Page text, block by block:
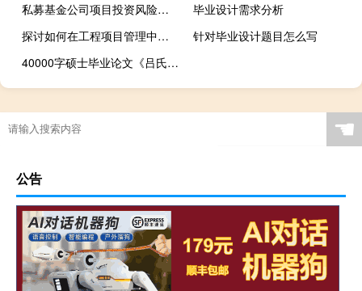
私募基金公司项目投资风险控制探究,寻求“私募基金风险管理研究”电子版！！！！
毕业设计需求分析
探讨如何在工程项目管理中做好QC小组活动的策划,建筑企业如何有效开展质量控制小组活动
针对毕业设计题目怎么写
40000字硕士毕业论文《吕氏春秋》与《墨子》政治思想之比较
☚
公告